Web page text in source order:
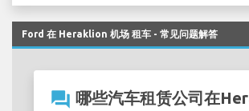
Ford 在 Heraklion 机场 租车 - 常见问题解答
question_answer 哪些汽车租赁公司在